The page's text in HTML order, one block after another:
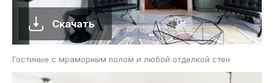
Скачать
Гостиные с мраморным полом и любой отделкой стен